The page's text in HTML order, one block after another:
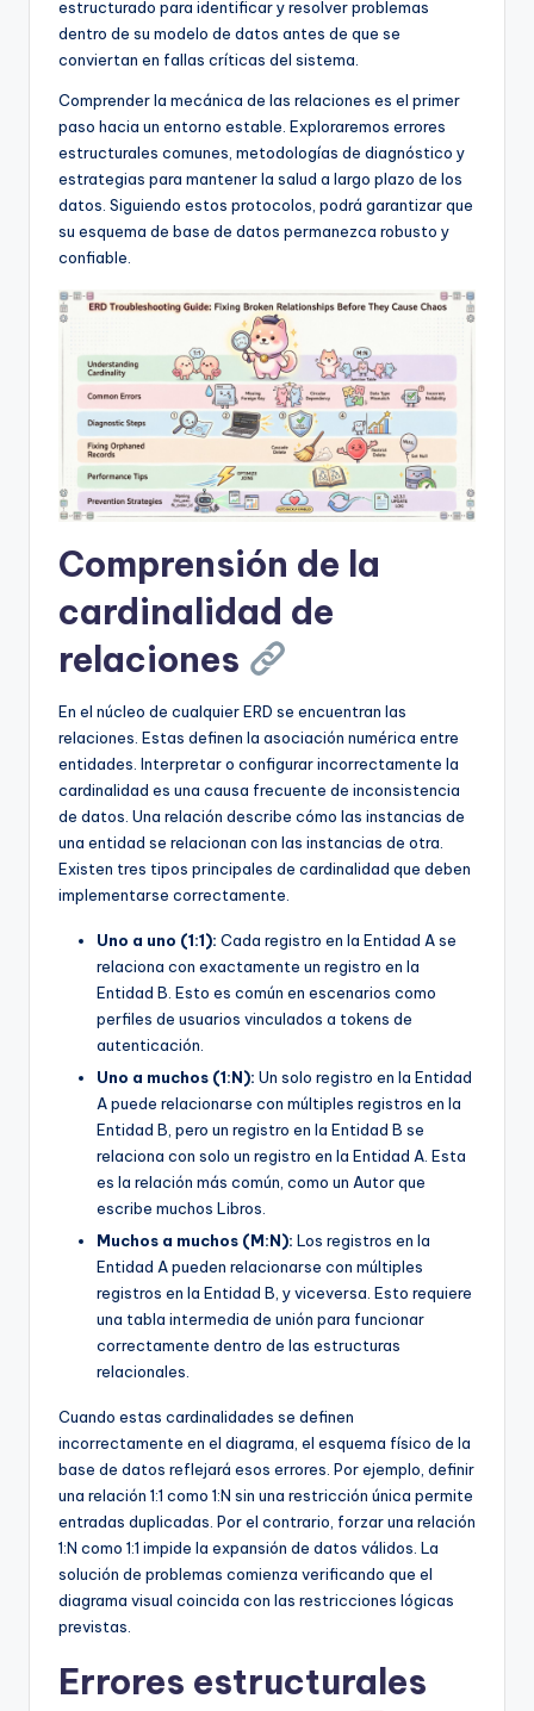
&
it
estructurado para identificar y resolver problemas
dentro de su modelo de datos antes de que se
conviertan en fallas críticas del sistema.
Comprender la mecánica de las relaciones es el primer
paso hacia un entorno estable. Exploraremos errores
estructurales comunes, metodologías de diagnóstico y
estrategias para mantener la salud a largo plazo de los
datos. Siguiendo estos protocolos, podrá garantizar que
su esquema de base de datos permanezca robusto y
confiable.
Comprensión de la
cardinalidad de
relaciones
En el núcleo de cualquier ERD se encuentran las
relaciones. Estas definen la asociación numérica entre
entidades. Interpretar o configurar incorrectamente la
cardinalidad es una causa frecuente de inconsistencia
de datos. Una relación describe cómo las instancias de
una entidad se relacionan con las instancias de otra.
Existen tres tipos principales de cardinalidad que deben
implementarse correctamente.
Uno a uno (1:1): Cada registro en la Entidad A se
relaciona con exactamente un registro en la
Entidad B. Esto es común en escenarios como
perfiles de usuarios vinculados a tokens de
autenticación.
Uno a muchos (1:N): Un solo registro en la Entidad
A puede relacionarse con múltiples registros en la
Entidad B, pero un registro en la Entidad B se
relaciona con solo un registro en la Entidad A. Esta
es la relación más común, como un Autor que
escribe muchos Libros.
Muchos a muchos (M:N): Los registros en la
Entidad A pueden relacionarse con múltiples
registros en la Entidad B, y viceversa. Esto requiere
una tabla intermedia de unión para funcionar
correctamente dentro de las estructuras
relacionales.
Cuando estas cardinalidades se definen
incorrectamente en el diagrama, el esquema físico de la
base de datos reflejará esos errores. Por ejemplo, definir
una relación 1:1 como 1:N sin una restricción única permite
entradas duplicadas. Por el contrario, forzar una relación
1:N como 1:1 impide la expansión de datos válidos. La
solución de problemas comienza verificando que el
diagrama visual coincida con las restricciones lógicas
previstas.
Errores estructurales